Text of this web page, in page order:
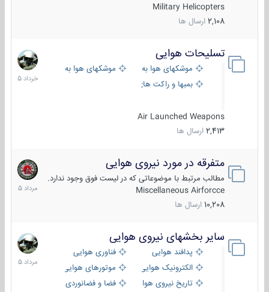
Military Helicopters
2,108 ارسال ها
تسلیحات هوایی
موشکهای هوا به هوا
موشکهای هوا به سطح
بمبها و راکت های هوایی
Air Launched Weapons
2,413 ارسال ها
30
خرداد
1405
متفرقه در مورد نیروی هوایی
مطالب مرتبط با موضوعاتی که در لیست فوق وجود ندارد.
Miscellaneous Airforcce
10,208 ارسال ها
7
مرداد
1405
سایر بخشهای نیروی هوایی
پدافند هوایی
فناوری هوایی
الکترونیک هوایی
موتورهای هوایی
تاریخ نیروی هوایی
فضا و فضانوردی
2
مرداد
1405